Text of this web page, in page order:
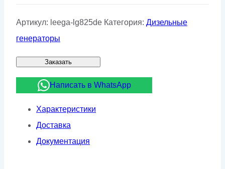
Артикул: leega-lg825de Категория: Дизельные
генераторы
Заказать
Написать в WhatsApp
Характеристики
Доставка
Документация